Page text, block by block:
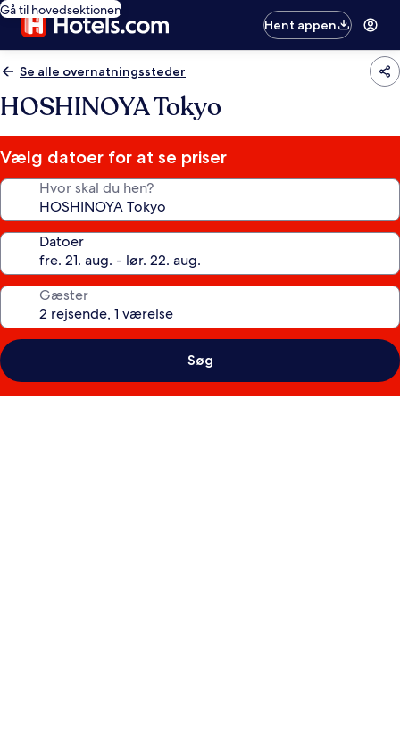
Gå til hovedsektionen
Hent appen
Se alle overnatningssteder
HOSHINOYA Tokyo
Vælg datoer for at se priser
Hvor skal du hen?
Datoer
Gæster
Søg